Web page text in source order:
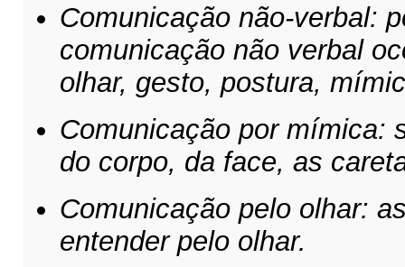
Comunicação não-verbal:
comunicação não verbal
olhar, gesto, postura,
Comunicação por mímica:
do corpo, da face, as
Comunicação pelo olhar:
entender pelo olhar.